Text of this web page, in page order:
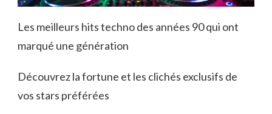
Les meilleurs hits techno des années 90 qui ont
marqué une génération
Découvrez la fortune et les clichés exclusifs de
vos stars préférées